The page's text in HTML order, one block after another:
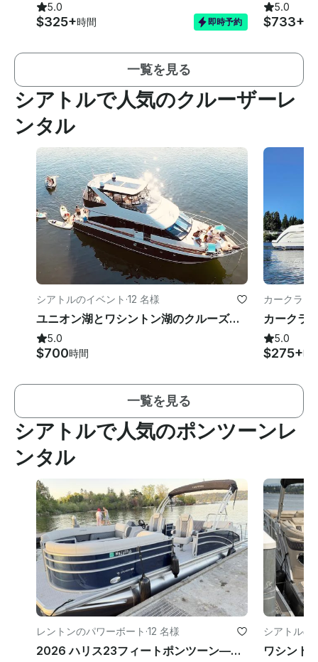
5.0
$325+時間 即時予約
5.0
$733+
一覧を見る
シアトルで人気のクルーザーレ
ンタル
シアトルのイベント ·12 名様
ユニオン湖とワシントン湖のクルーズ用の豪華56フィートのヨット
5.0
$700時間
カークラン
5.0
$275+時
一覧を見る
シアトルで人気のポンツーンレ
ンタル
レントンのパワーボート ·12 名様
2026 ハリス23フィートポンツーン—パーティーや家族に最適
シアトルの